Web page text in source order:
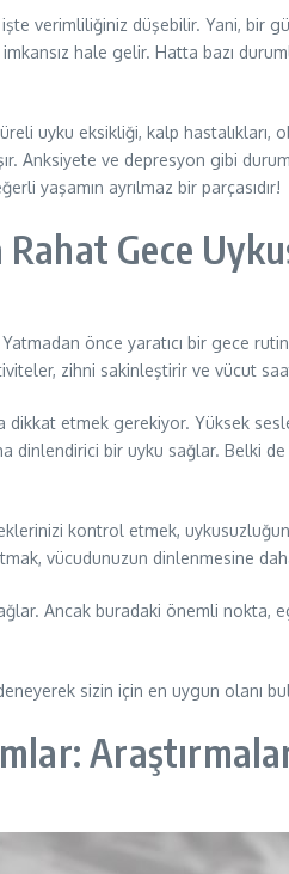
verimliliğiniz düşebilir. Yani, bir
hale gelir. Hatta bazı
uyku eksikliği, kalp hastalıkları,
Anksiyete ve depresyon gibi
yaşamın ayrılmaz bir parçasıdır!
Gece
önce yaratıcı bir gece
zihni sakinleştirir ve vücut
dikkat etmek gerekiyor. Yüksek
bir uyku sağlar. Belki de
kontrol etmek,
vücudunuzun dinlenmesine
Ancak buradaki önemli nokta,
sizin için en uygun olanı